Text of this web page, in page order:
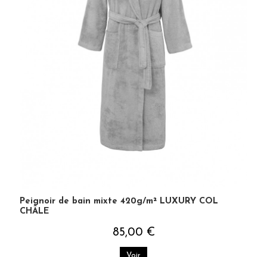
Peignoir de bain mixte 420g/m² LUXURY COL
CHÂLE
85,00 €